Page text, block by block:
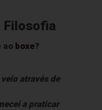
Filosofia
ao boxe?
veio através de
a praticar